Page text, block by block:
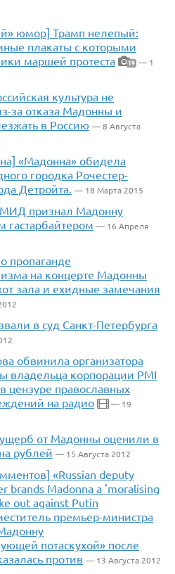
юмор] Трамп нелепый:
плакаты с которыми
маршей протеста
19 — 1
культура не
за отказа Мадонны и
в Россию — 8 Августа
«Мадонна» обидела
городка Рочестер-
Детройта. — 18 Марта 2015
МИД признал Мадонну
гастарбайтером — 16 Апреля
пропаганде
на концерте Мадонны
зала и ехидные замечания
в суд Санкт-Петербурга
обвинила организатора
владельца корпорации PMI
цензуре православных
на радио
— 19
от Мадонны оценили в
рублей — 15 Августа 2012
«Russian deputy
brands Madonna a 'moralising
out against Putin
премьер-министра
потаскухой» после
против — 13 Августа 2012